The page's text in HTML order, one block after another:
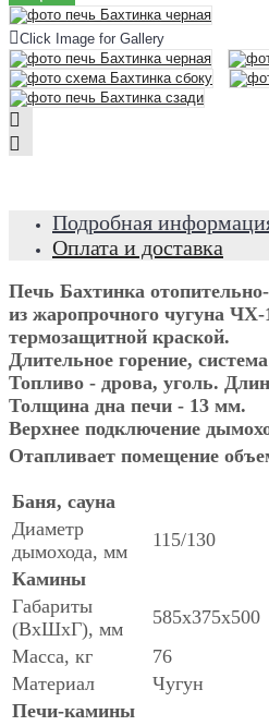
Click Image for Gallery
Подробная
Оплата и доставка
Печь Бахтинка
из жаропрочного чугуна
термозащитной краской.
Длительное горение,
Топливо - дрова, уголь.
Толщина дна печи - 13 мм.
Верхнее подключение
Отапливает помещение
Баня, сауна
Диаметр
дымохода, мм
115/130
Камины
Габариты
(ВхШхГ), мм
585х375х500
Масса, кг
76
Материал
Чугун
Печи-камины